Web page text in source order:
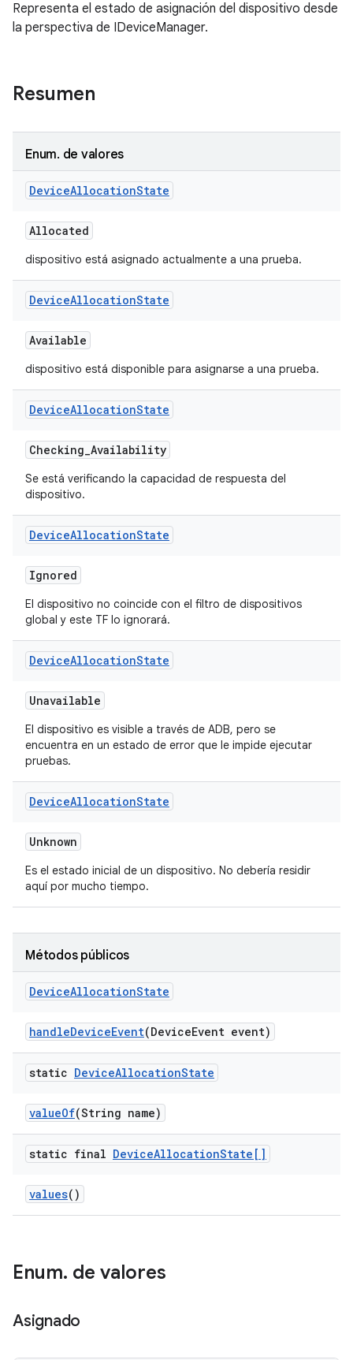
Representa el estado de asignación del dispositivo desde
la perspectiva de IDeviceManager.
Resumen
Enum. de valores
DeviceAllocationState
Allocated
dispositivo está asignado actualmente a una prueba.
DeviceAllocationState
Available
dispositivo está disponible para asignarse a una prueba.
DeviceAllocationState
Checking_Availability
Se está verificando la capacidad de respuesta del
dispositivo.
DeviceAllocationState
Ignored
El dispositivo no coincide con el filtro de dispositivos
global y este TF lo ignorará.
DeviceAllocationState
Unavailable
El dispositivo es visible a través de ADB, pero se
encuentra en un estado de error que le impide ejecutar
pruebas.
DeviceAllocationState
Unknown
Es el estado inicial de un dispositivo. No debería residir
aquí por mucho tiempo.
Métodos públicos
DeviceAllocationState
handleDeviceEvent(DeviceEvent event)
static DeviceAllocationState
valueOf(String name)
static final DeviceAllocationState[]
values()
Enum. de valores
Asignado